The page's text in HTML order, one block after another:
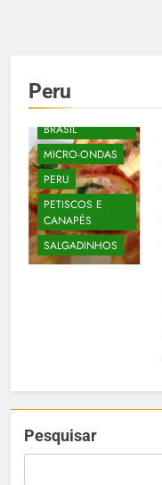
Peru
BOTECO
DELÍCIAS DO
BRASIL
MICRO-ONDAS
PERU
PETISCOS E
CANAPÉS
SALGADINHOS
Pesquisar